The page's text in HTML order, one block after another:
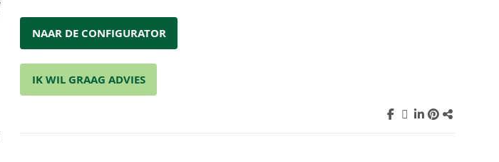
NAAR DE CONFIGURATOR
IK WIL GRAAG ADVIES